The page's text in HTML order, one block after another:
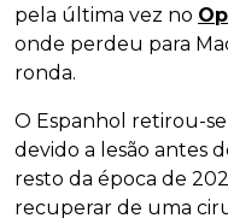
pela última vez no
onde perdeu para
ronda.
O Espanhol retirou-
devido a lesão antes
resto da época de
recuperar de uma